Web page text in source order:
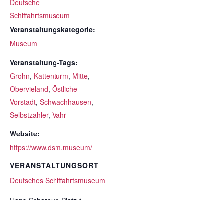
Deutsche
Schiffahrtsmuseum
Veranstaltungskategorie:
Museum
Veranstaltung-Tags:
Grohn, Kattenturm, Mitte,
Obervieland, Östliche
Vorstadt, Schwachhausen,
Selbstzahler, Vahr
Website:
https://www.dsm.museum/
VERANSTALTUNGSORT
Deutsches Schiffahrtsmuseum